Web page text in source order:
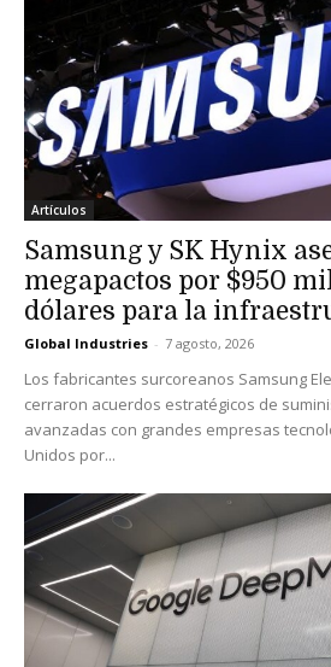
Artículos
Samsung y SK Hynix
megapactos por $950
dólares para la
Global Industries - 7 agosto, 2026
Los fabricantes surcoreanos Samsung
cerraron acuerdos estratégicos de
avanzadas con grandes empresas
Unidos por...